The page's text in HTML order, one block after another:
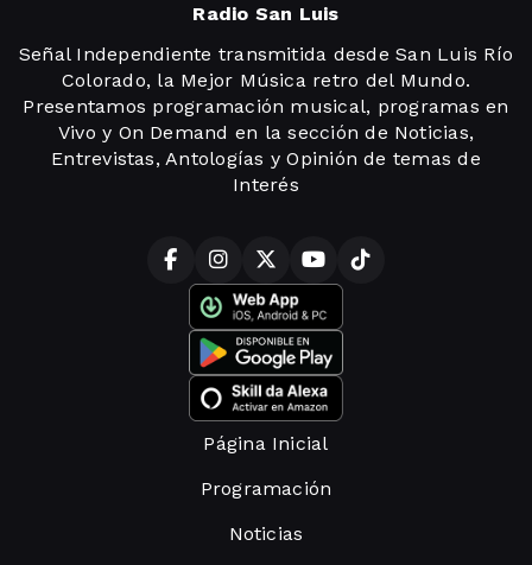
Radio San Luis
Señal Independiente transmitida desde San Luis Río
Colorado, la Mejor Música retro del Mundo.
Presentamos programación musical, programas en
Vivo y On Demand en la sección de Noticias,
Entrevistas, Antologías y Opinión de temas de
Interés
Página Inicial
Programación
Noticias